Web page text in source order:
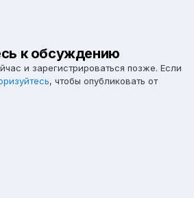
к обсуждению
и зарегистрироваться позже. Если
, чтобы опубликовать от